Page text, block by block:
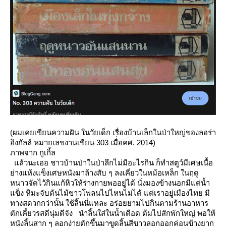
(ผมเคยเขียนความฝัน ในวัยเด็ก เรื่องบ้านเล็กในป่าใหญ่ของลอร่า
อิงกัลล์ หมายเลขงานเขียน 303 เมื่่อคศ. 2014)
ภาพจาก กูเกิ้ล
ล้วนะเออ ชาวบ้านป่าในป่าลึกไม่มีอะไรกิน ก็ทำสตูว์มีเศษเนื้อ
่างแห้งแข็งเศษหนังมาล้างสับ ๆ ลงเคี่ยวในหม้อเหล็ก นฤดู
หนาวจัดไว้กินแก้หิวให้ร่างกายพออยู่ได้ นั่งมองข้างนอกมีแต่น้ำ
ข็ง หิมะจับต้นไม้ขาวโพลนไปไหนไม่ได้ ต่เราอยู่เมืองไทย มี
ทางสดวกกว่านั้น ใช้ลิ้นนี่แหละ อร่อยยามไปกินตามร้านอาหาร
ตักเคี้ยวรสดีนุ่มดีจัง
นำลิ้นใส่ในน้ำเดือด ต้มไปสักพักใหญ่ พอให้
หนังลิ้นสาก ๆ ลอกง่ายตักขึ้นมาขูดลิ้นสีขาวลอกออกค่อนข้างยาก